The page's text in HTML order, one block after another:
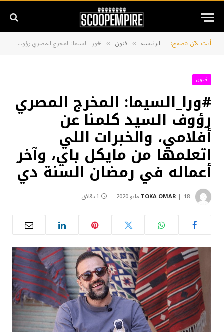
أنت الآن تتصفح: الرئيسية » فنون » #ورا_السيما: المخرج المصري رؤوف السيد كلمنا عن أفلامي، والخبرات اللي اتعلمها من مايكل باي، وآخر أعماله في رمضان السنة دي
فنون
#ورا_السيما: المخرج المصري
رؤوف السيد كلمنا عن
أفلامي، والخبرات اللي
اتعلمها من مايكل باي، وآخر
أعماله في رمضان السنة دي
TOKA OMAR 18 مايو 2020 1 دقائق